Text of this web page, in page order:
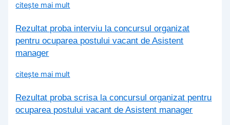
citește mai mult
Rezultat proba interviu la concursul organizat
pentru ocuparea postului vacant de Asistent
manager
citește mai mult
Rezultat proba scrisa la concursul organizat pentru
ocuparea postului vacant de Asistent manager